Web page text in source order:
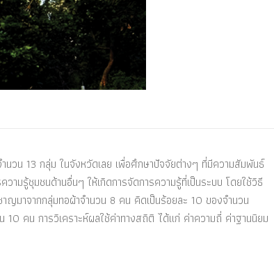
วน 13 กลุ่ม ในจังหวัดเลย เพื่อศึกษาปัจจัยต่างๆ ที่มีความสัมพันธ์
ามรู้ชุมชนด้านอื่นๆ ให้เกิดการจัดการความรู้ที่เป็นระบบ โดยใช้วิธี
ญมาจากกลุ่มทอผ้าจำนวน 8 คน คิดเป็นร้อยละ 10 ของจำนวน
คน การวิเคราะห์ผลใช้ค่าทางสถิติ ได้แก่ ค่าความถี่ ค่าฐานนิยม